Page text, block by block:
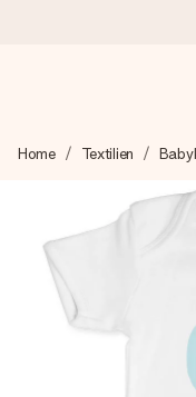
Wir bereiten dein
überreichen kannst,
4,8 (basierend
Unsere Geschenke
4,8 bei Google
Home Textilien